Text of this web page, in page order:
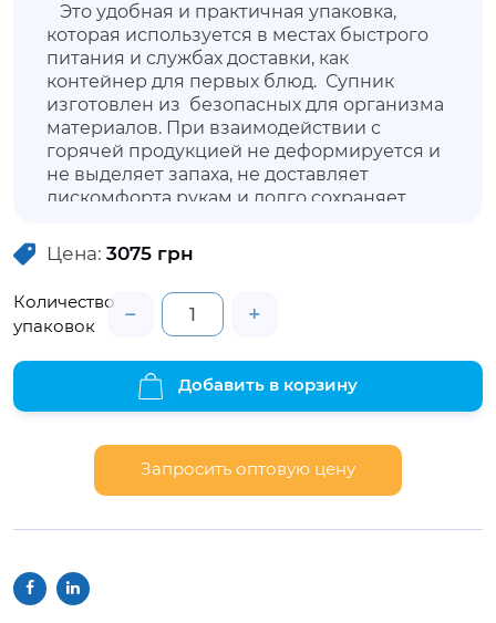
Это удобная и практичная упаковка,
которая используется в местах быстрого
питания и службах доставки, как
контейнер для первых блюд. Супник
изготовлен из безопасных для организма
материалов. При взаимодействии с
горячей продукцией не деформируется и
не выделяет запаха, не доставляет
дискомфорта рукам и долго сохраняет
имеется съемная крышка, которая плотно
закрывает упаковку.
Цена: 3075 грн
Количество
упаковок
− +
Добавить в корзину
Запросить оптовую цену